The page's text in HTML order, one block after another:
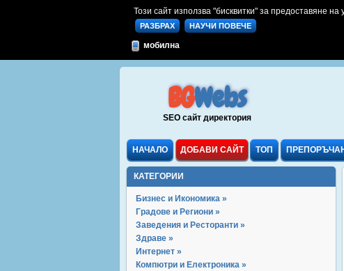
Този сайт използва "бисквитки" за предоставяне
РАЗБРАХ НАУЧИ ПОВЕЧЕ
мобилна
BGWebs
SEO сайт директория
НАЧАЛО ДОБАВИ САЙТ ТОП
КАТЕГОРИИ
Бизнес и Икономика »
Градове и Региони »
Заведения и Ресторанти »
Здраве »
Интернет »
Компютри и Електроника »